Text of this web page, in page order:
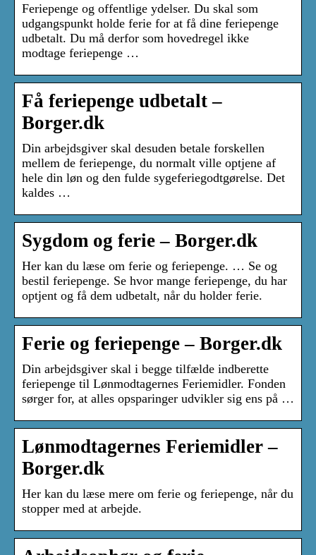
Feriepenge og offentlige ydelser. Du skal som
udgangspunkt holde ferie for at få dine feriepenge
udbetalt. Du må derfor som hovedregel ikke
modtage feriepenge …
Få feriepenge udbetalt –
Borger.dk
Din arbejdsgiver skal desuden betale forskellen
mellem de feriepenge, du normalt ville optjene af
hele din løn og den fulde sygeferiegodtgørelse. Det
kaldes …
Sygdom og ferie – Borger.dk
Her kan du læse om ferie og feriepenge. … Se og
bestil feriepenge. Se hvor mange feriepenge, du har
optjent og få dem udbetalt, når du holder ferie.
Ferie og feriepenge – Borger.dk
Din arbejdsgiver skal i begge tilfælde indberette
feriepenge til Lønmodtagernes Feriemidler. Fonden
sørger for, at alles opsparinger udvikler sig ens på …
Lønmodtagernes Feriemidler –
Borger.dk
Her kan du læse mere om ferie og feriepenge, når du
stopper med at arbejde.